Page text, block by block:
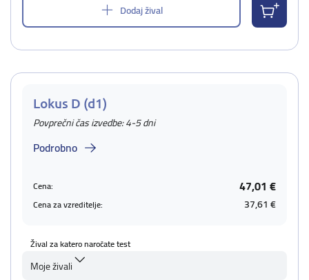
Dodaj žival
Lokus D (d1)
Povprečni čas izvedbe: 4-5 dni
Podrobno
Cena: 47,01 €
Cena za vzreditelje: 37,61 €
Žival za katero naročate test
Moje živali